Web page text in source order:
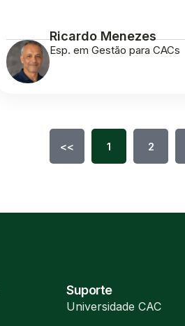
Ricardo Menezes
Esp. em Gestão para CACs
<< 1 2
Suporte
Universidade CAC